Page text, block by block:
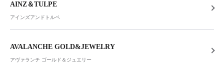
AINZ＆TULPE
アインズアンドトルペ
AVALANCHE GOLD&JEWELRY
アヴァランチ ゴールド＆ジュエリー